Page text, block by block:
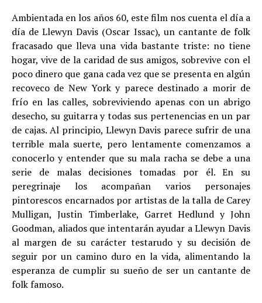
Ambientada en los años 60, este film nos cuenta el día a
día de Llewyn Davis (Oscar Issac), un cantante de folk
fracasado que lleva una vida bastante triste: no tiene
hogar, vive de la caridad de sus amigos, sobrevive con el
poco dinero que gana cada vez que se presenta en algún
recoveco de New York y parece destinado a morir de
frío en las calles, sobreviviendo apenas con un abrigo
desecho, su guitarra y todas sus pertenencias en un par
de cajas. Al principio, Llewyn Davis parece sufrir de una
terrible mala suerte, pero lentamente comenzamos a
conocerlo y entender que su mala racha se debe a una
serie de malas decisiones tomadas por él. En su
peregrinaje los acompañan varios personajes
pintorescos encarnados por artistas de la talla de Carey
Mulligan, Justin Timberlake, Garret Hedlund y John
Goodman, aliados que intentarán ayudar a Llewyn Davis
al margen de su carácter testarudo y su decisión de
seguir por un camino duro en la vida, alimentando la
esperanza de cumplir su sueño de ser un cantante de
folk famoso.